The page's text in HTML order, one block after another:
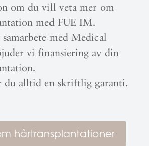
om du vill veta mer om
med FUE IM.
med Medical
vi finansiering av din
du alltid en skriftlig garanti.
hårtransplantationer